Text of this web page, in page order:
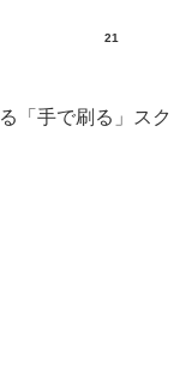
21
「手で刷る」スク